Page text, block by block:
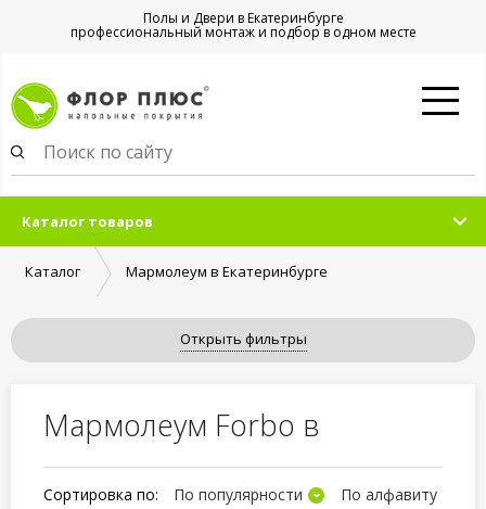
Полы и Двери в Екатеринбурге
профессиональный монтаж и подбор в одном месте
Каталог товаров
Каталог Мармолеум в Екатеринбурге
Открыть фильтры
Мармолеум Forbo в
Сортировка по: По популярности По алфавиту